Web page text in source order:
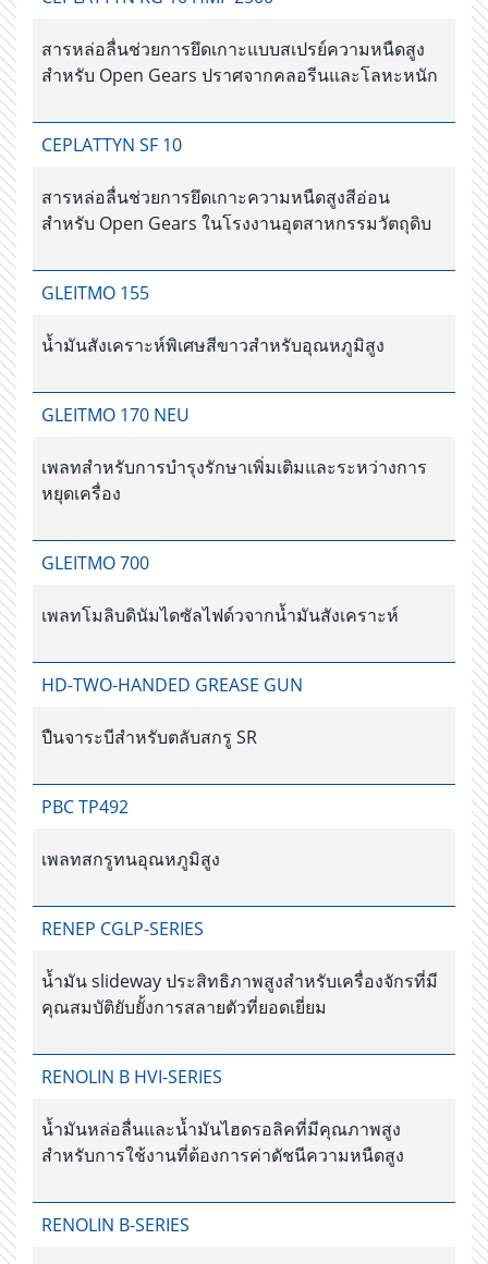
สารหล่อลื่นช่วยการยึดเกาะแบบสเปรย์ความหนืดสูง
สำหรับ Open Gears ปราศจากคลอรีนและโลหะหนัก
CEPLATTYN SF 10
สารหล่อลื่นช่วยการยึดเกาะความหนืดสูงสีอ่อน
สำหรับ Open Gears ในโรงงานอุตสาหกรรมวัตถุดิบ
GLEITMO 155
น้ำมันสังเคราะห์พิเศษสีขาวสำหรับอุณหภูมิสูง
GLEITMO 170 NEU
เพลทสำหรับการบำรุงรักษาเพิ่มเติมและระหว่างการ
หยุดเครื่อง
GLEITMO 700
เพลทโมลิบดินัมไดซัลไฟด์วจากน้ำมันสังเคราะห์
HD-TWO-HANDED GREASE GUN
ปืนจาระบีสำหรับตลับสกรู SR
PBC TP492
เพลทสกรูทนอุณหภูมิสูง
RENEP CGLP-SERIES
น้ำมัน slideway ประสิทธิภาพสูงสำหรับเครื่องจักรที่มี
คุณสมบัติยับยั้งการสลายตัวที่ยอดเยี่ยม
RENOLIN B HVI-SERIES
น้ำมันหล่อลื่นและน้ำมันไฮดรอลิคที่มีคุณภาพสูง
สำหรับการใช้งานที่ต้องการค่าดัชนีความหนืดสูง
RENOLIN B-SERIES